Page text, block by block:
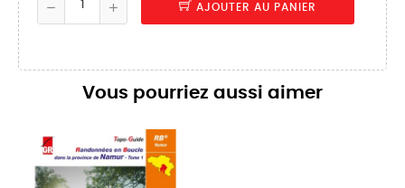
AJOUTER AU PANIER
Vous pourriez aussi aimer